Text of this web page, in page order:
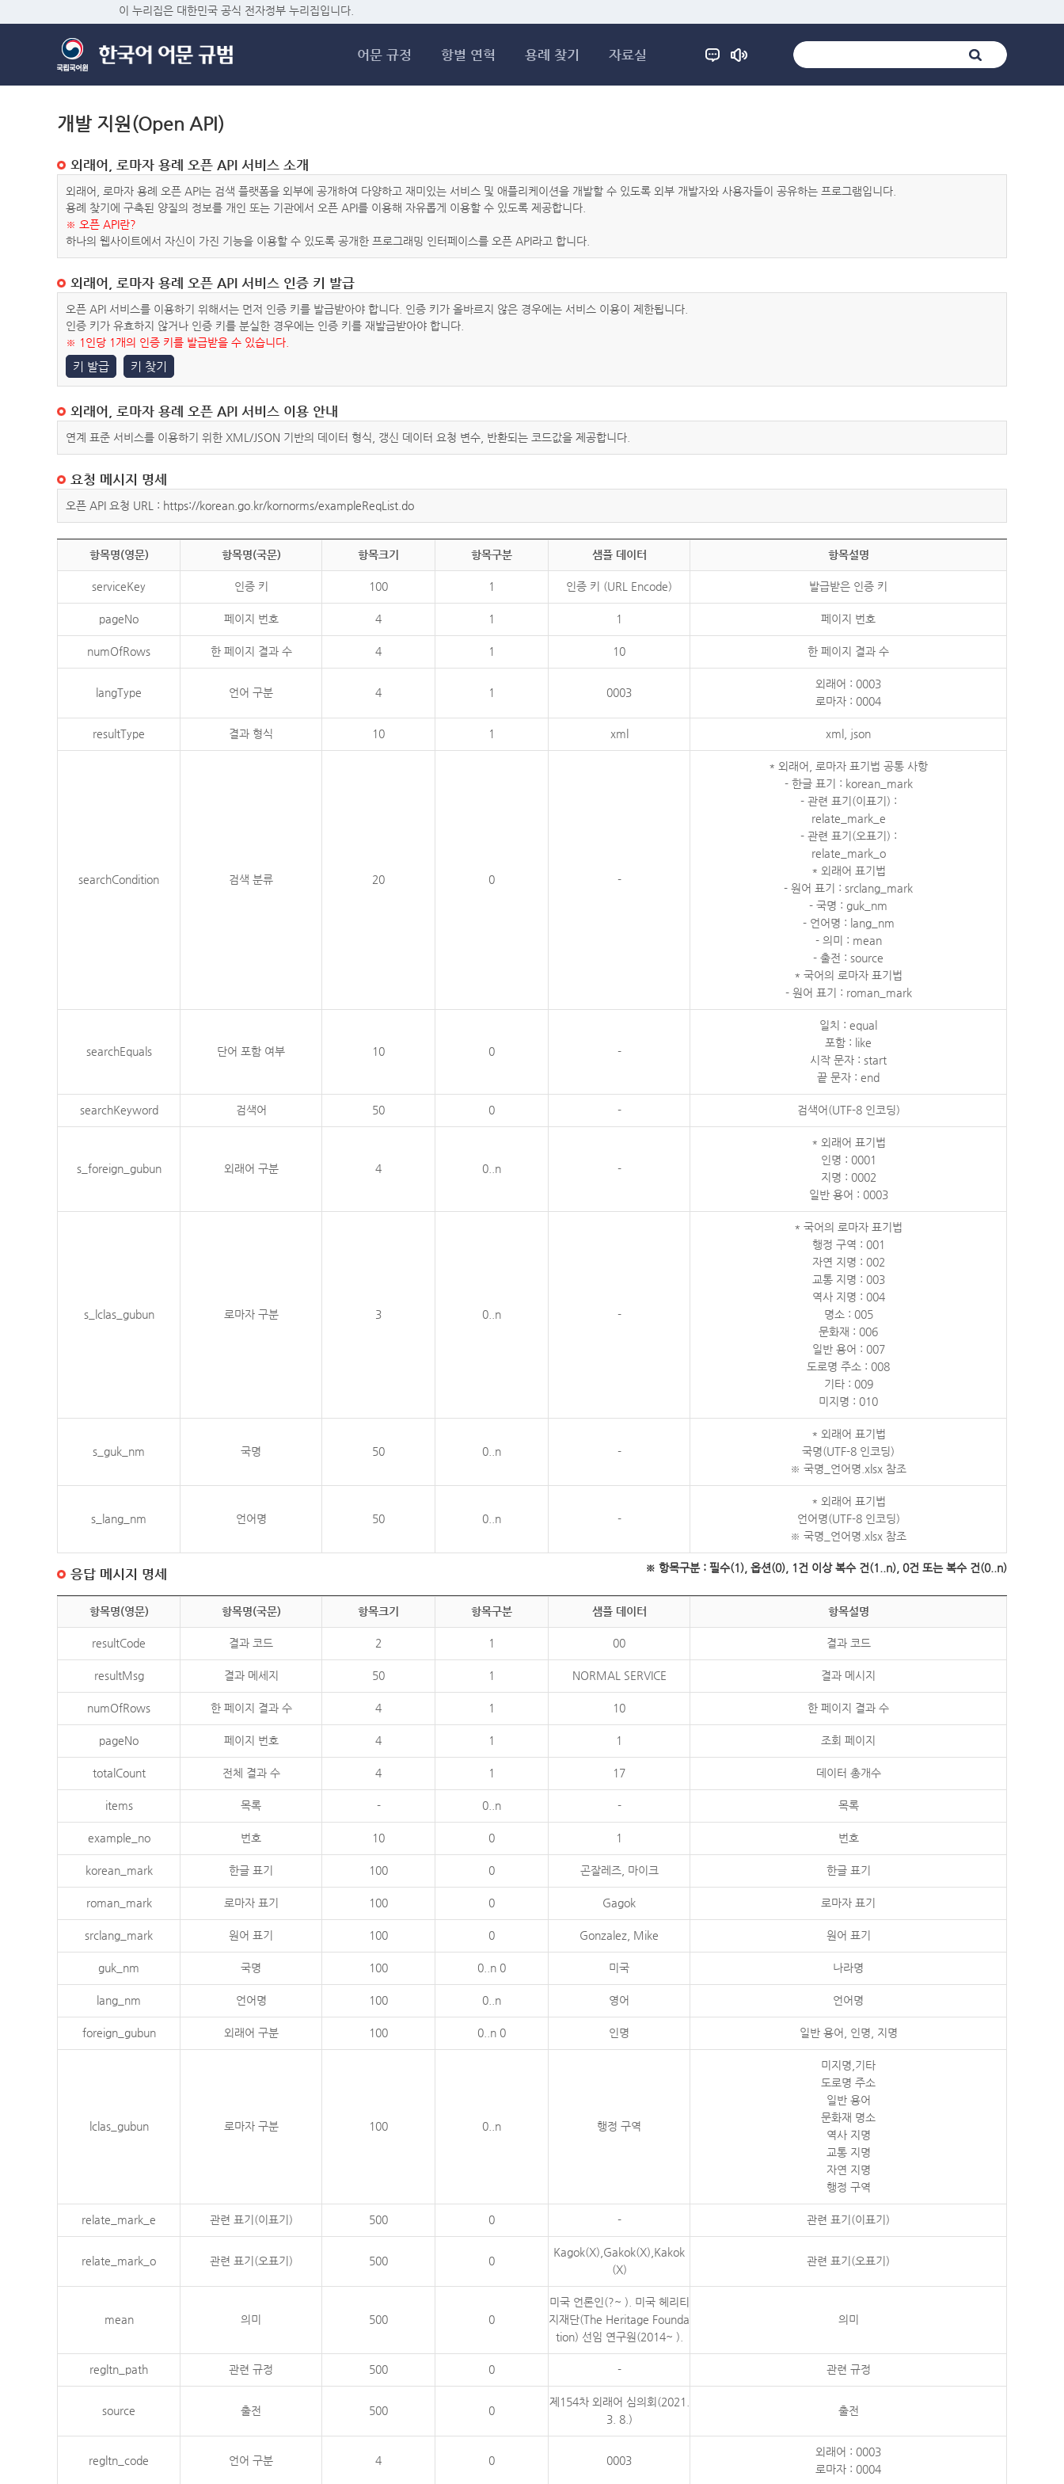
이 누리집은 대한민국 공식 전자정부 누리집입니다.
어문 규정 항별 연혁 용례 찾기 자료실
개발 지원(Open API)
외래어, 로마자 용례 오픈 API 서비스 소개
외래어, 로마자 용례 오픈 API는 검색 플랫폼을 외부에 공개하여 다양하고 재미있는 서비스 및 애플리케이션을 개발할 수 있도록 외부 개발자와 사용자들이 공유하는 프로그램입니다.
용례 찾기에 구축된 양질의 정보를 개인 또는 기관에서 오픈 API를 이용해 자유롭게 이용할 수 있도록 제공합니다.
※ 오픈 API란?
하나의 웹사이트에서 자신이 가진 기능을 이용할 수 있도록 공개한 프로그래밍 인터페이스를 오픈 API라고 합니다.
외래어, 로마자 용례 오픈 API 서비스 인증 키 발급
오픈 API 서비스를 이용하기 위해서는 먼저 인증 키를 발급받아야 합니다. 인증 키가 올바르지 않은 경우에는 서비스 이용이 제한됩니다.
인증 키가 유효하지 않거나 인증 키를 분실한 경우에는 인증 키를 재발급받아야 합니다.
※ 1인당 1개의 인증 키를 발급받을 수 있습니다.
키 발급 키 찾기
외래어, 로마자 용례 오픈 API 서비스 이용 안내
연계 표준 서비스를 이용하기 위한 XML/JSON 기반의 데이터 형식, 갱신 데이터 요청 변수, 반환되는 코드값을 제공합니다.
요청 메시지 명세
오픈 API 요청 URL : https://korean.go.kr/kornorms/exampleReqList.do
항목명(영문) 항목명(국문) 항목크기 항목구분 샘플 데이터 항목설명
serviceKey 인증 키 100 1 인증 키 (URL Encode) 발급받은 인증 키
pageNo 페이지 번호 4 1 1 페이지 번호
numOfRows 한 페이지 결과 수 4 1 10 한 페이지 결과 수
langType 언어 구분 4 1 0003
외래어 : 0003
로마자 : 0004
resultType 결과 형식 10 1 xml xml, json
searchCondition 검색 분류 20 0 -
* 외래어, 로마자 표기법 공통 사항
- 한글 표기 : korean_mark
- 관련 표기(이표기) :
relate_mark_e
- 관련 표기(오표기) :
relate_mark_o
* 외래어 표기법
- 원어 표기 : srclang_mark
- 국명 : guk_nm
- 언어명 : lang_nm
- 의미 : mean
- 출전 : source
* 국어의 로마자 표기법
- 원어 표기 : roman_mark
searchEquals 단어 포함 여부 10 0 -
일치 : equal
포함 : like
시작 문자 : start
끝 문자 : end
searchKeyword 검색어 50 0 - 검색어(UTF-8 인코딩)
s_foreign_gubun 외래어 구분 4 0..n -
* 외래어 표기법
인명 : 0001
지명 : 0002
일반 용어 : 0003
s_lclas_gubun 로마자 구분 3 0..n -
* 국어의 로마자 표기법
행정 구역 : 001
자연 지명 : 002
교통 지명 : 003
역사 지명 : 004
명소 : 005
문화재 : 006
일반 용어 : 007
도로명 주소 : 008
기타 : 009
미지명 : 010
s_guk_nm 국명 50 0..n -
* 외래어 표기법
국명(UTF-8 인코딩)
※ 국명_언어명.xlsx 참조
s_lang_nm 언어명 50 0..n -
* 외래어 표기법
언어명(UTF-8 인코딩)
※ 국명_언어명.xlsx 참조
※ 항목구분 : 필수(1), 옵션(0), 1건 이상 복수 건(1..n), 0건 또는 복수 건(0..n)
응답 메시지 명세
항목명(영문) 항목명(국문) 항목크기 항목구분 샘플 데이터 항목설명
resultCode 결과 코드 2 1 00 결과 코드
resultMsg 결과 메세지 50 1 NORMAL SERVICE 결과 메시지
numOfRows 한 페이지 결과 수 4 1 10 한 페이지 결과 수
pageNo 페이지 번호 4 1 1 조회 페이지
totalCount 전체 결과 수 4 1 17 데이터 총개수
items 목록 - 0..n - 목록
example_no 번호 10 0 1 번호
korean_mark 한글 표기 100 0 곤잘레즈, 마이크 한글 표기
roman_mark 로마자 표기 100 0 Gagok 로마자 표기
srclang_mark 원어 표기 100 0 Gonzalez, Mike 원어 표기
guk_nm 국명 100 0..n 0 미국 나라명
lang_nm 언어명 100 0..n 영어 언어명
foreign_gubun 외래어 구분 100 0..n 0 인명 일반 용어, 인명, 지명
lclas_gubun 로마자 구분 100 0..n 행정 구역
미지명,기타
도로명 주소
일반 용어
문화재 명소
역사 지명
교통 지명
자연 지명
행정 구역
relate_mark_e 관련 표기(이표기) 500 0 - 관련 표기(이표기)
relate_mark_o 관련 표기(오표기) 500 0
Kagok(X),Gakok(X),Kakok
(X)
관련 표기(오표기)
mean 의미 500 0
미국 언론인(?~ ). 미국 헤리티
지재단(The Heritage Founda
tion) 선임 연구원(2014~ ).
의미
regltn_path 관련 규정 500 0 - 관련 규정
source 출전 500 0
제154차 외래어 심의회(2021.
3. 8.)
출전
regltn_code 언어 구분 4 0 0003
외래어 : 0003
로마자 : 0004